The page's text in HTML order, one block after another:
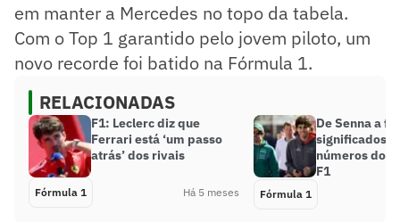
em manter a Mercedes no topo da tabela.
Com o Top 1 garantido pelo jovem piloto, um
novo recorde foi batido na Fórmula 1.
RELACIONADAS
F1: Leclerc diz que
Ferrari está ‘um passo
atrás’ dos rivais
Fórmula 1 Há 5 meses
De Senna a
significados
números dos
F1
Fórmula 1